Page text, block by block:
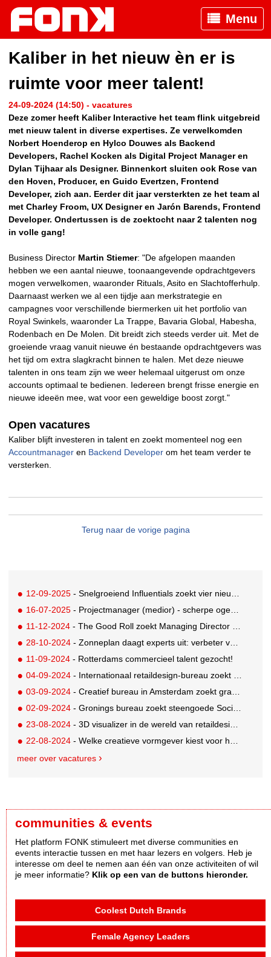
Menu
Kaliber in het nieuw èn er is
ruimte voor meer talent!
24-09-2024 (14:50) - vacatures
Deze zomer heeft Kaliber Interactive het team flink uitgebreid
met nieuw talent in diverse expertises. Ze verwelkomden
Norbert Hoenderop en Hylco Douwes als Backend
Developers, Rachel Kocken als Digital Project Manager en
Dylan Tijhaar als Designer. Binnenkort sluiten ook Rose van
den Hoven, Producer, en Guido Evertzen, Frontend
Developer, zich aan. Eerder dit jaar versterkten ze het team al
met Charley Froom, UX Designer en Jarón Barends, Frontend
Developer. Ondertussen is de zoektocht naar 2 talenten nog
in volle gang!
Business Director Martin Stiemer: "De afgelopen maanden
hebben we een aantal nieuwe, toonaangevende opdrachtgevers
mogen verwelkomen, waaronder Rituals, Asito en Slachtofferhulp.
Daarnaast werken we al een tijdje aan merkstrategie en
campagnes voor verschillende biermerken uit het portfolio van
Royal Swinkels, waaronder La Trappe, Bavaria Global, Habesha,
Rodenbach en De Molen. Dit breidt zich steeds verder uit. Met de
groeiende vraag vanuit nieuwe én bestaande opdrachtgevers was
het tijd om extra slagkracht binnen te halen. Met deze nieuwe
talenten in ons team zijn we weer helemaal uitgerust om onze
accounts optimaal te bedienen. Iedereen brengt frisse energie en
nieuwe ideeën mee, wat voor een geweldige boost zorgt."
Open vacatures
Kaliber blijft investeren in talent en zoekt momenteel nog een
Accountmanager en Backend Developer om het team verder te
versterken.
Terug naar de vorige pagina
12-09-2025 - Snelgroeiend Influentials zoekt vier nieuwe collega's
16-07-2025 - Projectmanager (medior) - scherpe ogen uit de bureauwereld
11-12-2024 - The Good Roll zoekt Managing Director om impact te vergroten
28-10-2024 - Zonneplan daagt experts uit: verbeter voice-assistant
11-09-2024 - Rotterdams commercieel talent gezocht!
04-09-2024 - Internationaal retaildesign-bureau zoekt Lead Design en Projectmanager
03-09-2024 - Creatief bureau in Amsterdam zoekt grafisch ontwerper
02-09-2024 - Gronings bureau zoekt steengoede Social Creative
23-08-2024 - 3D visualizer in de wereld van retaildesign gezocht
22-08-2024 - Welke creatieve vormgever kiest voor het hoge noorden?
meer over vacatures
communities & events
Het platform FONK stimuleert met diverse communities en
events interactie tussen en met haar lezers en volgers. Heb je
interesse om deel te nemen aan één van onze activiteiten of wil
je meer informatie? Klik op een van de buttons hieronder.
Coolest Dutch Brands
Female Agency Leaders